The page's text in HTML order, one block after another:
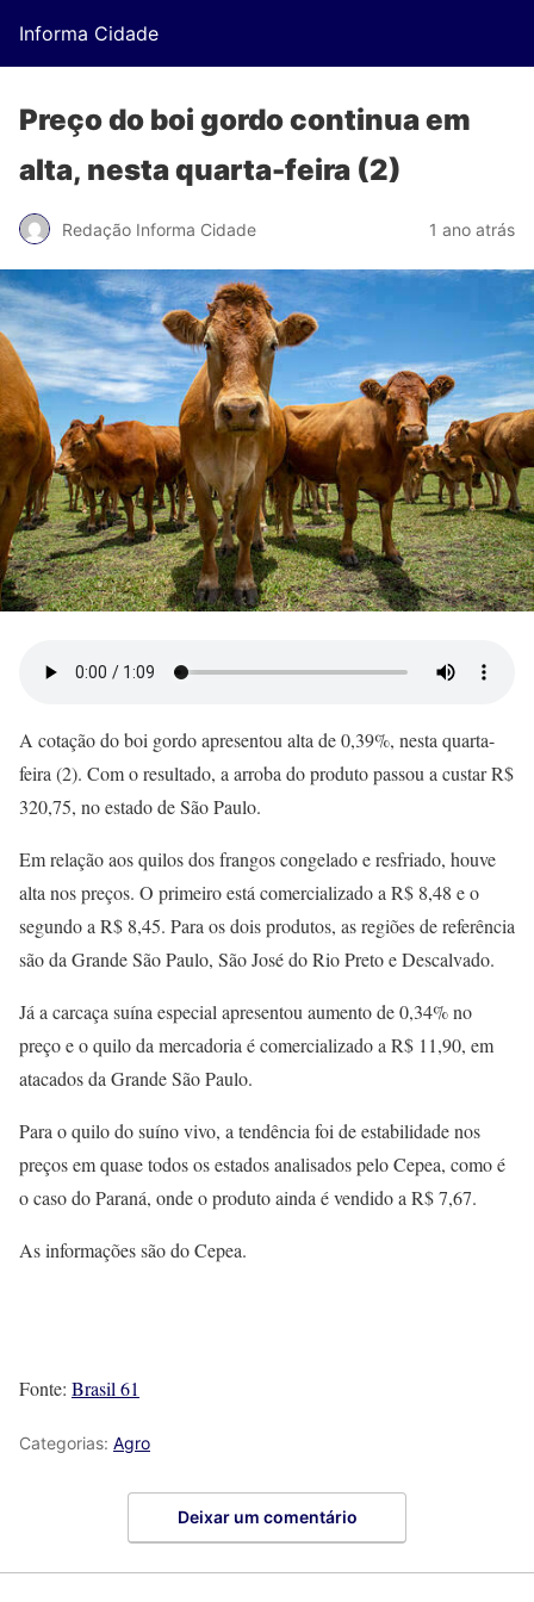
Informa Cidade
Preço do boi gordo continua em
alta, nesta quarta-feira (2)
Redação Informa Cidade 1 ano atrás
A cotação do boi gordo apresentou alta de 0,39%, nesta quarta-
feira (2). Com o resultado, a arroba do produto passou a custar R$
320,75, no estado de São Paulo.
Em relação aos quilos dos frangos congelado e resfriado, houve
alta nos preços. O primeiro está comercializado a R$ 8,48 e o
segundo a R$ 8,45. Para os dois produtos, as regiões de referência
são da Grande São Paulo, São José do Rio Preto e Descalvado.
Já a carcaça suína especial apresentou aumento de 0,34% no
preço e o quilo da mercadoria é comercializado a R$ 11,90, em
atacados da Grande São Paulo.
Para o quilo do suíno vivo, a tendência foi de estabilidade nos
preços em quase todos os estados analisados pelo Cepea, como é
o caso do Paraná, onde o produto ainda é vendido a R$ 7,67.
As informações são do Cepea.
Fonte: Brasil 61
Categorias: Agro
Deixar um comentário